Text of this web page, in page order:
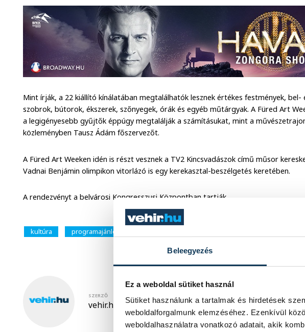
Beleegyezés
Ez a weboldal sütiket használ
Sütiket használunk a tartalmak és hirdetések
weboldalforgalmunk elemzéséhez. Ezenkívül
weboldalhasználatra vonatkozó adatait, akik
Mint írják, a 22 kiállító kínálatában megtalálhatók lesznek értékes festmények, bel-
szobrok, bútorok, ékszerek, szőnyegek, órák és egyéb műtárgyak. A Füred Art
a legigényesebb gyűjtők éppúgy megtalálják a számításukat, mint a
közleményben Tausz Ádám főszervezőt.
A Füred Art Weeken idén is részt vesznek a TV2 Kincsvadászok című műsor
Vadnai Benjámin olimpikon vitorlázó is egy kerekasztal-beszélgetés keretében.
A rendezvényt a belvárosi Kongresszusi Központban tartják.
kultúra programajánló
SZERZŐ
vehir.hu